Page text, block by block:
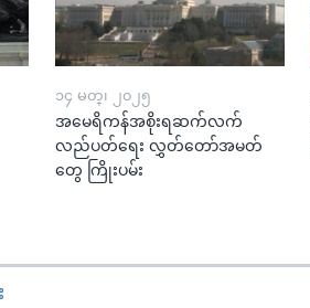
၁၄ မတ္၊ ၂၀၂၅
အမေရိကန်အစိုးရဆက်လက်
လည်ပတ်ရေး လွှတ်တော်အမတ်
တွေ ကြိုးပမ်း